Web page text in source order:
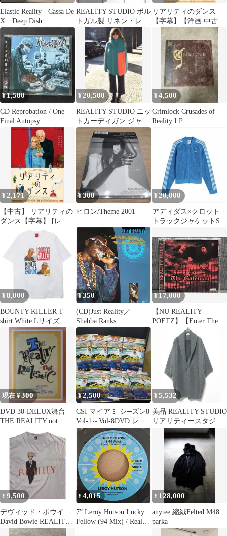
Elastic Reality - Cassa De
X Deep Dish
REALITY STUDIO ポル
トガル製 リネン・レー
ヨンカバーオール L
リアリティのダンス
【字幕】【洋画 中古
DVD】レンタル落ち
¥1,580
CD Reprobation / One
Final Autopsy
¥ 20,500
REALITY STUDIO ニッ
トカーディガン ジャケ
ット ネイビー
¥4,500
Grimlock Crusades of
Reality LP
¥ 2,171
【中古】 リアリティの
ダンス【字幕】 [レン
タル落ち] [DVD]
¥300
ヒロン/Theme 2001
¥ 20,000
アディダス×クロット
トラックジャケットSサ
¥ 8,000
BOUNTY KILLER T-
shirt White Lサイズ
¥350
(CD)Just Reality／
Shabba Ranks
¥17,000
【NU REALITY
POETZ】【Enter The】
【G-Rap】
現在 ¥300
DVD 30-DELUX舞台
THE REALITY not
¥2,500
CSI マイアミ シ─ズン8
Vol-1～Vol-8DVD レン
タルアップ品です
¥5,532
美品 REALITY STUDIO
リアリティースタジオ
コクーンボリュームコ
ート 15020570003330 サ
イズXS-S グレー レデ
ィース 古着 中古 USED
¥ 9,500
デヴィッド・ボウイ
David Bowie REALITY
Lサイズ バンドT
¥4,015
7” Leroy Hutson Lucky
Fellow (94 Mix) / Reality
¥ 128,000
anytee 縮絨Felted M48
parka